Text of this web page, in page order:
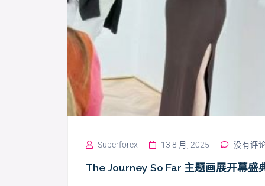
Superforex 13 8 月, 2025 没有评
The Journey So Far 主题画展开幕盛